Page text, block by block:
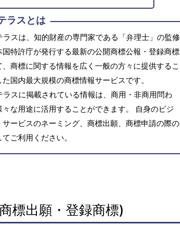
ラスとは
ラスは、知的財産の専門家である「弁理士」の監修
特許庁が発行する最新の公開商標公報・登録商標
商標に関する情報を広く一般の方々に提供するこ
国内最大規模の商標情報サービスです。
ラスに掲載されている情報は、商用・非商用問わ
な用途に活用することができます。 自身のビジ
サービスのネーミング、商標出願、商標申請の際の
ご利用ください。
標出願・登録商標)